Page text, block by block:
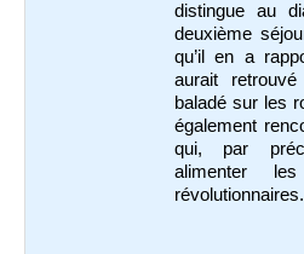
distingue au
deuxième
qu’il en a
aurait
baladé sur les
également
qui, par
alimenter